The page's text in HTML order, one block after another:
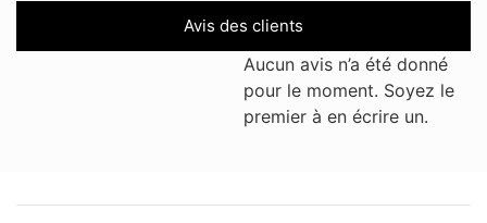
Avis des clients
Aucun avis n’a été donné
pour le moment. Soyez le
premier à en écrire un.